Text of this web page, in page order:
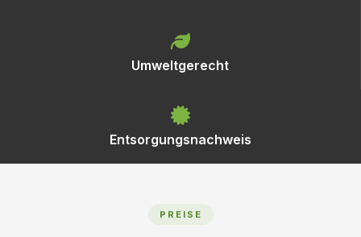
Umweltgerecht
Entsorgungsnachweis
PREISE